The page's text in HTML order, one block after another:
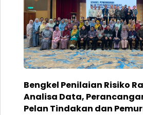
Bengkel Penilaian Risiko
Analisa Data,
Pelan Tindakan dan